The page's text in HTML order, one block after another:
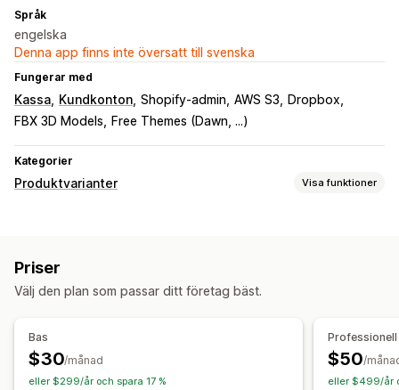
Språk
engelska
Denna app finns inte översatt till svenska
Fungerar med
Kassa Kundkonton Shopify-admin AWS S3
Dropbox
FBX 3D Models
Free Themes (Dawn, ...)
Kategorier
Produktvarianter Visa funktioner
Förhandsgranskning
Dynamisk prissättning
Priser
Välj den plan som passar ditt företag bäst.
Bas
$30/månad
eller $299/år och spara 17 %
Professionell
$50/
eller $499/år